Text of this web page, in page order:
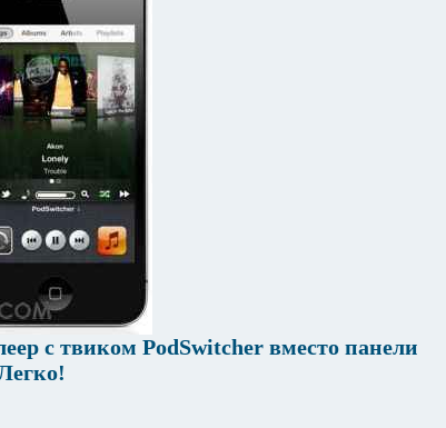
с твиком PodSwitcher вместо панели